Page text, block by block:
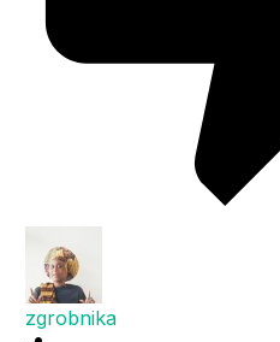
zgrobnika